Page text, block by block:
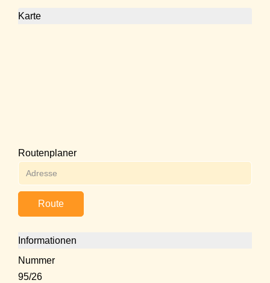
Karte
Routenplaner
Route
Informationen
Nummer
95/26